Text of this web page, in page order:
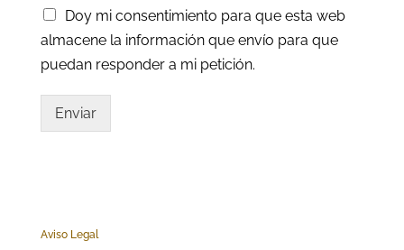
Doy mi consentimiento para que esta web
almacene la información que envío para que
puedan responder a mi petición.
Enviar
Aviso Legal